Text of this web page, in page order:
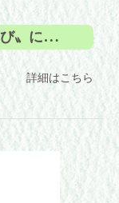
別講座』
詳細はこちら